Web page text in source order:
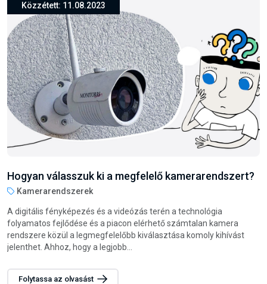
Közzétett: 26.03.2024
Hogyan válasszunk darts nyilat?
Steel darts nyilak
A darts játék nemcsak szórakoztató, hanem remek módja annak
is, hogy fejlessze a csukló és az egész kar izmait. Legyen szó
családi vagy baráti összejövetelekről, esetleg munkahelyi
szórakozásról, a darts...
Folytassa az olvasást